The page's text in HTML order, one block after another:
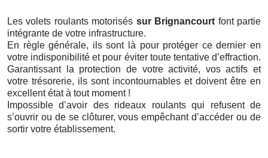
Les volets roulants motorisés sur Brignancourt font partie
intégrante de votre infrastructure.
En règle générale, ils sont là pour protéger ce dernier en
votre indisponibilité et pour éviter toute tentative d’effraction.
Garantissant la protection de votre activité, vos actifs et
votre trésorerie, ils sont incontournables et doivent être en
excellent état à tout moment !
Impossible d’avoir des rideaux roulants qui refusent de
s’ouvrir ou de se clôturer, vous empêchant d’accéder ou de
sortir votre établissement.